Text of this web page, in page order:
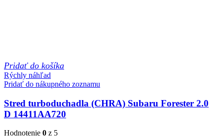
Pridať do košíka
Rýchly náhľad
Pridať do nákupného zoznamu
Stred turboduchadla (CHRA) Subaru Forester 2.0
D 14411AA720
Hodnotenie 0 z 5